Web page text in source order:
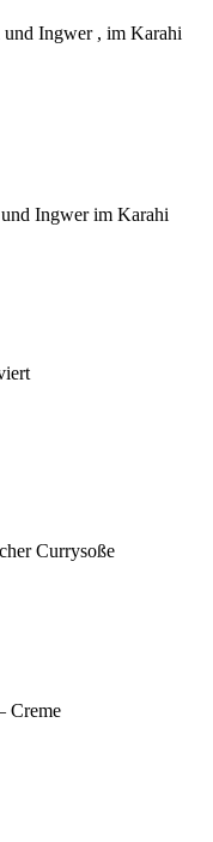
Ingwer , im Karahi
Ingwer im Karahi
Currysoße
Creme